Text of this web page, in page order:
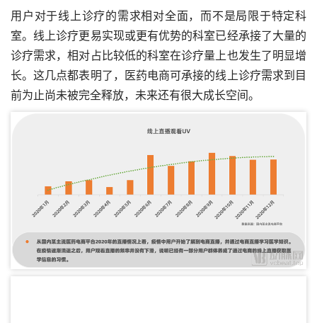
用户对于线上诊疗的需求相对全面，而不是局限于特定科
室。线上诊疗更易实现或更有优势的科室已经承接了大量的
诊疗需求，相对占比较低的科室在诊疗量上也发生了明显增
长。这几点都表明了，医药电商可承接的线上诊疗需求到目
前为止尚未被完全释放，未来还有很大成长空间。